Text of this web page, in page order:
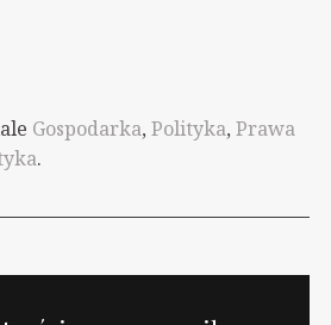
Gospodarka, Polityka, Prawa
.